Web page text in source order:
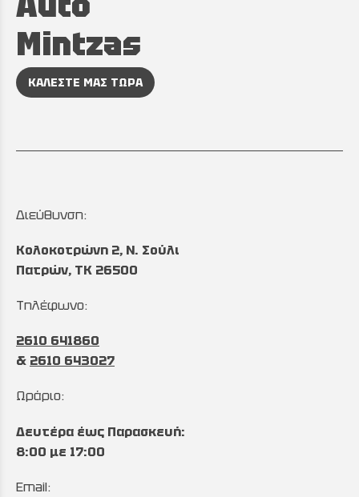
Mintzas
ΚΑΛΕΣΤΕ ΜΑΣ ΤΩΡΑ
Διεύθυνση:
Κολοκοτρώνη 2, Ν. Σούλι
Πατρών, TK 26500
Τηλέφωνο:
2610 641860
& 2610 643027
Ωράριο:
Δευτέρα έως Παρασκευή:
8:00 με 17:00
Email: